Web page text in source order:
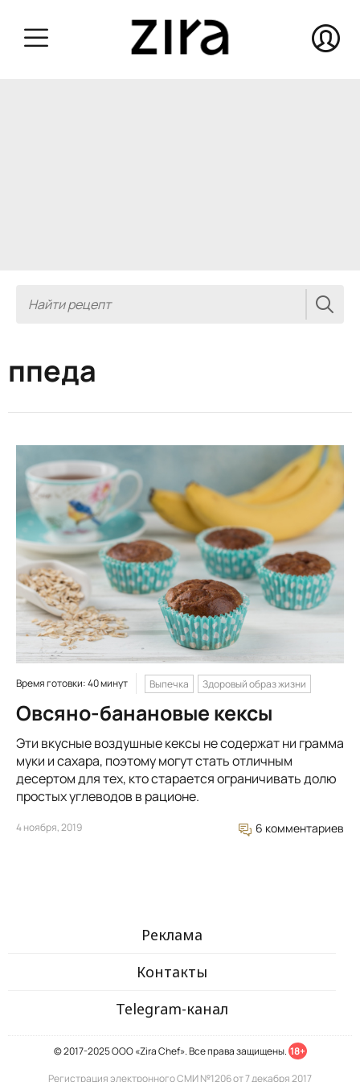
ппеда
Время готовки: 40 минут Выпечка Здоровый образ жизни
Овсяно-банановые кексы
Эти вкусные воздушные кексы не содержат ни грамма
муки и сахара, поэтому могут стать отличным
десертом для тех, кто старается ограничивать долю
простых углеводов в рационе.
4 ноября, 2019 6 комментариев
Реклама
Контакты
Telegram-канал
© 2017-2025 ООО «Zira Chef». Все права защищены. 18+
Регистрация электронного СМИ №1206 от 7 декабря 2017